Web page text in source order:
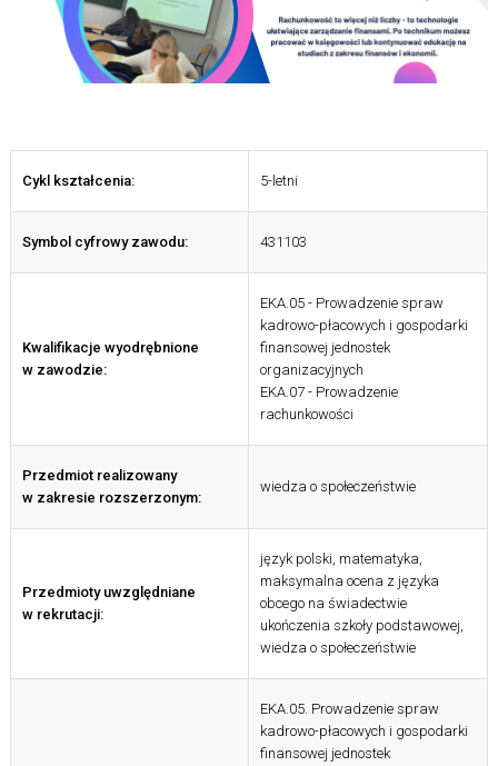
Cykl kształcenia: 5-letni
Symbol cyfrowy zawodu: 431103
Kwalifikacje wyodrębnione
w zawodzie:
EKA.05 - Prowadzenie spraw
kadrowo-płacowych i gospodarki
finansowej jednostek
organizacyjnych
EKA.07 - Prowadzenie
rachunkowości
Przedmiot realizowany
w zakresie rozszerzonym:
wiedza o społeczeństwie
Przedmioty uwzględniane
w rekrutacji:
język polski, matematyka,
maksymalna ocena z języka
obcego na świadectwie
ukończenia szkoły podstawowej,
wiedza o społeczeństwie
EKA.05. Prowadzenie spraw
kadrowo-płacowych i gospodarki
finansowej jednostek